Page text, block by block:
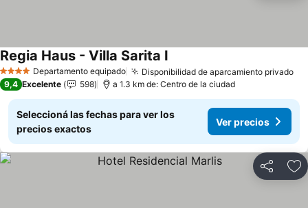
4 EstrellasDepartamento equipado Disponibilidad de aparcamiento privado
Regia Haus - Villa Sarita I
9,4 Excelente 598 a 1.3 km de: Centro de la ciudad
Seleccioná las fechas para ver los
precios exactos
Ver precios
Compartir